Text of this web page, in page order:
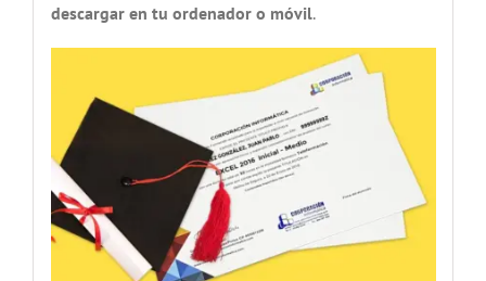
descargar en tu ordenador o móvil.